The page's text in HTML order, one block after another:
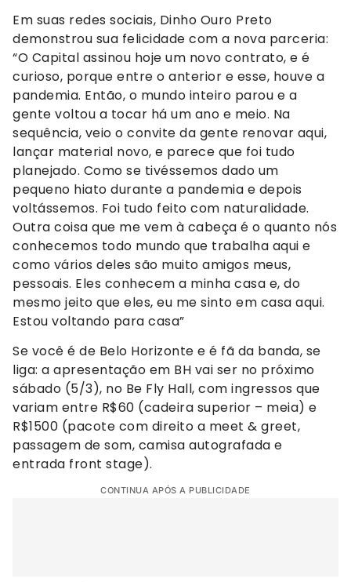
Em suas redes sociais, Dinho Ouro Preto
demonstrou sua felicidade com a nova parceria:
“O Capital assinou hoje um novo contrato, e é
curioso, porque entre o anterior e esse, houve a
pandemia. Então, o mundo inteiro parou e a
gente voltou a tocar há um ano e meio. Na
sequência, veio o convite da gente renovar aqui,
lançar material novo, e parece que foi tudo
planejado. Como se tivéssemos dado um
pequeno hiato durante a pandemia e depois
voltássemos. Foi tudo feito com naturalidade.
Outra coisa que me vem à cabeça é o quanto nós
conhecemos todo mundo que trabalha aqui e
como vários deles são muito amigos meus,
pessoais. Eles conhecem a minha casa e, do
mesmo jeito que eles, eu me sinto em casa aqui.
Estou voltando para casa”
Se você é de Belo Horizonte e é fã da banda, se
liga: a apresentação em BH vai ser no próximo
sábado (5/3), no Be Fly Hall, com ingressos que
variam entre R$60 (cadeira superior – meia) e
R$1500 (pacote com direito a meet & greet,
passagem de som, camisa autografada e
entrada front stage).
CONTINUA APÓS A PUBLICIDADE